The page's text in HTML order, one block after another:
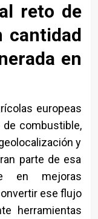
reto de
cantidad
en
europeas
combustible,
y
parte de esa
en mejoras
ese flujo
herramientas